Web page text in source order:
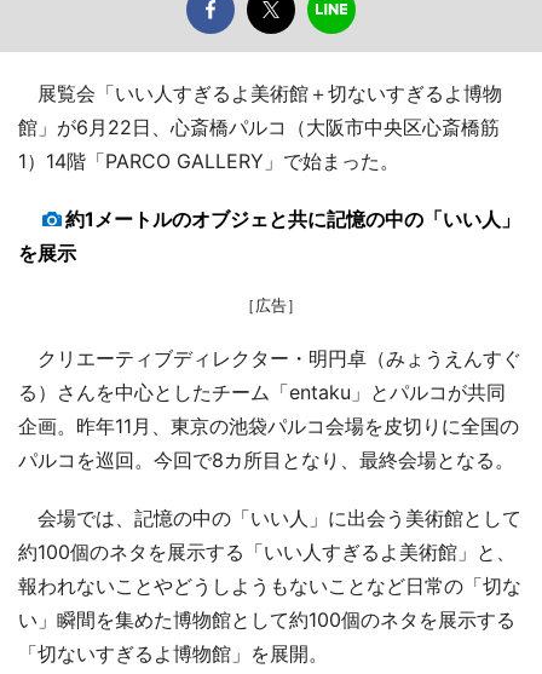
展覧会「いい人すぎるよ美術館＋切ないすぎるよ博物
館」が6月22日、心斎橋パルコ（大阪市中央区心斎橋筋
1）14階「PARCO GALLERY」で始まった。
約1メートルのオブジェと共に記憶の中の「いい人」
を展示
［広告］
クリエーティブディレクター・明円卓（みょうえんすぐ
る）さんを中心としたチーム「entaku」とパルコが共同
企画。昨年11月、東京の池袋パルコ会場を皮切りに全国の
パルコを巡回。今回で8カ所目となり、最終会場となる。
会場では、記憶の中の「いい人」に出会う美術館として
約100個のネタを展示する「いい人すぎるよ美術館」と、
報われないことやどうしようもないことなど日常の「切な
い」瞬間を集めた博物館として約100個のネタを展示する
「切ないすぎるよ博物館」を展開。